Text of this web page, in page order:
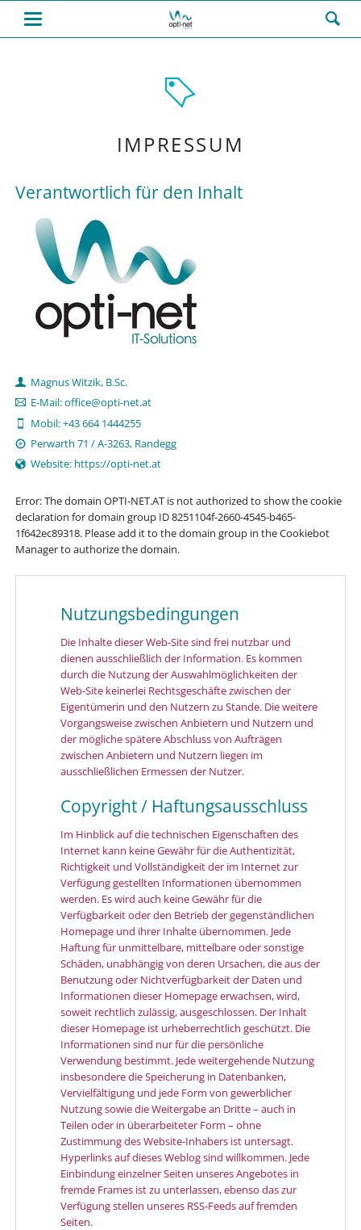
IMPRESSUM
Verantwortlich für den Inhalt
Magnus Witzik, B.Sc.
E-Mail: office@opti-net.at
Mobil: +43 664 1444255
Perwarth 71 / A-3263, Randegg
Website: https://opti-net.at
Error: The domain OPTI-NET.AT is not authorized to show the cookie
declaration for domain group ID 8251104f-2660-4545-b465-
1f642ec89318. Please add it to the domain group in the Cookiebot
Manager to authorize the domain.
Nutzungsbedingungen
Die Inhalte dieser Web-Site sind frei nutzbar und
dienen ausschließlich der Information. Es kommen
durch die Nutzung der Auswahlmöglichkeiten der
Web-Site keinerlei Rechtsgeschäfte zwischen der
Eigentümerin und den Nutzern zu Stande. Die weitere
Vorgangsweise zwischen Anbietern und Nutzern und
der mögliche spätere Abschluss von Aufträgen
zwischen Anbietern und Nutzern liegen im
ausschließlichen Ermessen der Nutzer.
Copyright / Haftungsausschluss
Im Hinblick auf die technischen Eigenschaften des
Internet kann keine Gewähr für die Authentizität,
Richtigkeit und Vollständigkeit der im Internet zur
Verfügung gestellten Informationen übernommen
werden. Es wird auch keine Gewähr für die
Verfügbarkeit oder den Betrieb der gegenständlichen
Homepage und ihrer Inhalte übernommen. Jede
Haftung für unmittelbare, mittelbare oder sonstige
Schäden, unabhängig von deren Ursachen, die aus der
Benutzung oder Nichtverfügbarkeit der Daten und
Informationen dieser Homepage erwachsen, wird,
soweit rechtlich zulässig, ausgeschlossen. Der Inhalt
dieser Homepage ist urheberrechtlich geschützt. Die
Informationen sind nur für die persönliche
Verwendung bestimmt. Jede weitergehende Nutzung
insbesondere die Speicherung in Datenbanken,
Vervielfältigung und jede Form von gewerblicher
Nutzung sowie die Weitergabe an Dritte – auch in
Teilen oder in überarbeiteter Form – ohne
Zustimmung des Website-Inhabers ist untersagt.
Hyperlinks auf dieses Weblog sind willkommen. Jede
Einbindung einzelner Seiten unseres Angebotes in
fremde Frames ist zu unterlassen, ebenso das zur
Verfügung stellen unseres RSS-Feeds auf fremden
Seiten.